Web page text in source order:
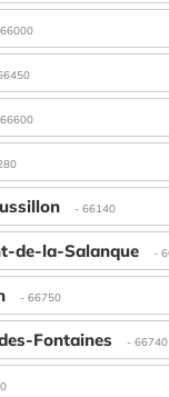
- 66140
de-la-Salanque -
- 66750
Fontaines - 66740